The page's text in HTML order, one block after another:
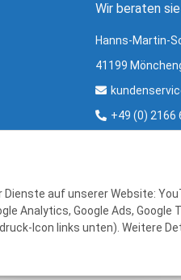
Wir beraten
Hanns-Martin-
41199
+49 (0) 2166
Mo - Fr: 8:00 -
auf unserer Website:
Analytics, Google Ads, Google
Icon links unten). Weitere